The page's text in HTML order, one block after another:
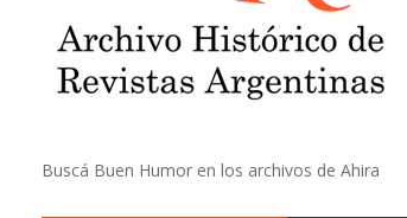
Buscá Buen Humor en los archivos de Ahira